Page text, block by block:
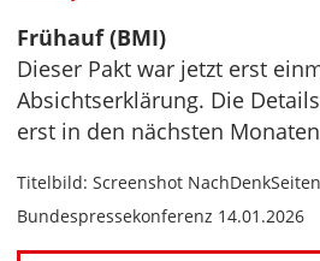
Frühauf (BMI)
Dieser Pakt war jetzt erst
Absichtserklärung. Die
erst in den nächsten
Titelbild: Screenshot
Bundespressekonferenz 14.01.2026